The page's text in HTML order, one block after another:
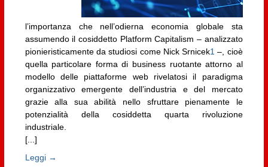
l’importanza che nell’odierna economia globale sta
assumendo il cosiddetto Platform Capitalism – analizzato
pionieristicamente da studiosi come Nick Srnicek1 –, cioè
quella particolare forma di business ruotante attorno al
modello delle piattaforme web rivelatosi il paradigma
organizzativo emergente dell’industria e del mercato
grazie alla sua abilità nello sfruttare pienamente le
potenzialità della cosiddetta quarta rivoluzione
industriale.
[...]
Leggi →